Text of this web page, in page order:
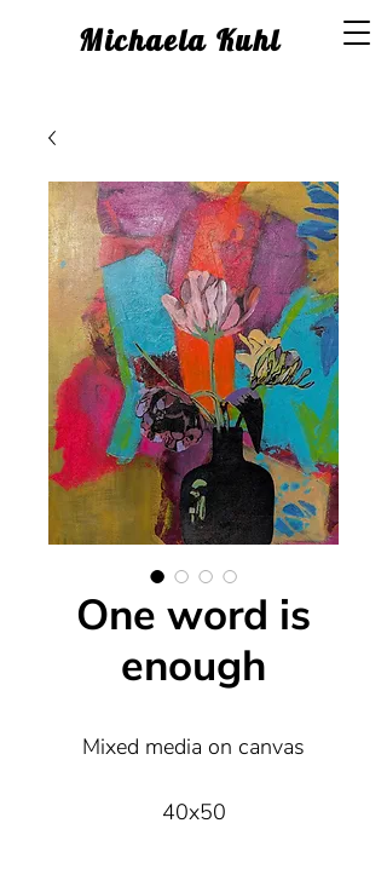
Michaela Kuhl
One word is
enough
Mixed media on canvas
40x50